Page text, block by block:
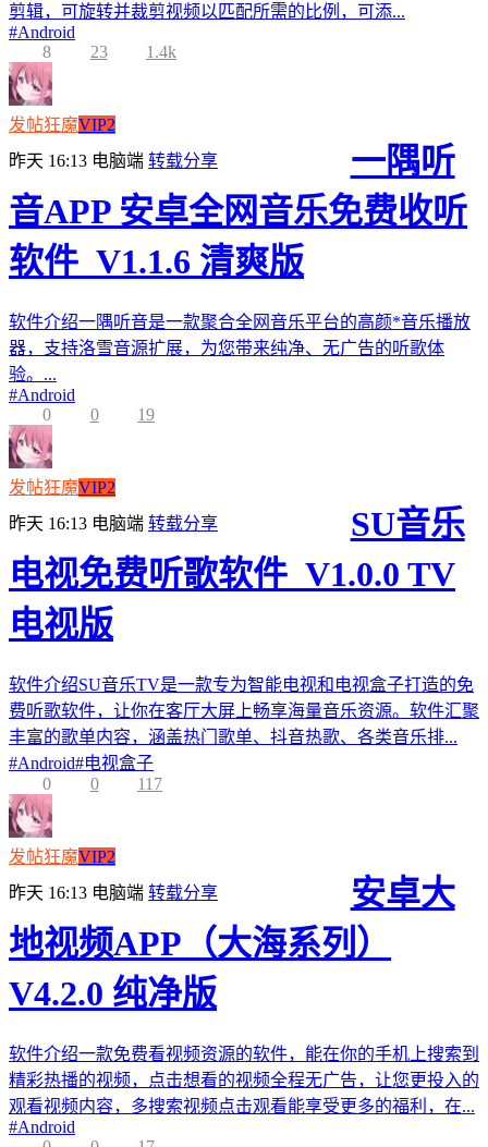
剪辑，可旋转并裁剪视频以匹配所需的比例，可添...
#Android
8
23 1.4k
发帖狂魔VIP2
昨天 16:13 电脑端 转载分享
一隅听
音APP 安卓全网音乐免费收听
软件_V1.1.6 清爽版
软件介绍一隅听音是一款聚合全网音乐平台的高颜*音乐播放
器，支持洛雪音源扩展，为您带来纯净、无广告的听歌体
验。...
#Android
0
0 19
发帖狂魔VIP2
昨天 16:13 电脑端 转载分享
SU音乐
电视免费听歌软件_V1.0.0 TV
电视版
软件介绍SU音乐TV是一款专为智能电视和电视盒子打造的免
费听歌软件，让你在客厅大屏上畅享海量音乐资源。软件汇聚
丰富的歌单内容，涵盖热门歌单、抖音热歌、各类音乐排...
#Android#电视盒子
0
0 117
发帖狂魔VIP2
昨天 16:13 电脑端 转载分享
安卓大
地视频APP（大海系列）
V4.2.0 纯净版
软件介绍一款免费看视频资源的软件，能在你的手机上搜索到
精彩热播的视频，点击想看的视频全程无广告，让您更投入的
观看视频内容，多搜索视频点击观看能享受更多的福利，在...
#Android